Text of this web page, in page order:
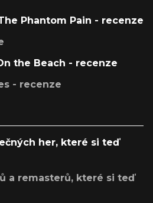
Phantom Pain - recenze
the Beach - recenze
- recenze
her, které si teď
a remasterů, které si teď